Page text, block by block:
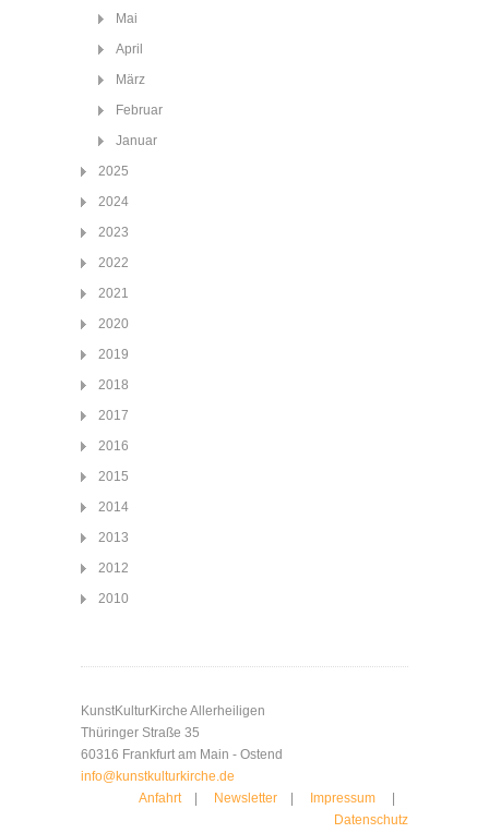
Mai
April
März
Februar
Januar
2025
2024
2023
2022
2021
2020
2019
2018
2017
2016
2015
2014
2013
2012
2010
KunstKulturKirche Allerheiligen
Thüringer Straße 35
60316 Frankfurt am Main - Ostend
info@kunstkulturkirche.de
Anfahrt| Newsletter Impressum
Datenschutz